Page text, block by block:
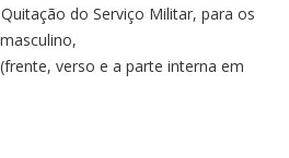
do Serviço Militar, para os
verso e a parte interna em